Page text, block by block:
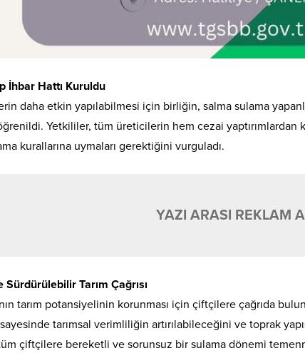
İhbar Hattı Kuruldu
daha etkin yapılabilmesi için birliğin, salma sulama
Yetkililer, tüm üreticilerin hem cezai yaptırımlardan
kurallarına uymaları gerektiğini vurguladı.
YAZI ARASI REKLAM
Tarım Çağrısı
tarım potansiyelinin korunması için çiftçilere çağrıda
sayesinde tarımsal verimliliğin artırılabileceğini ve toprak
çiftçilere bereketli ve sorunsuz bir sulama dönemi